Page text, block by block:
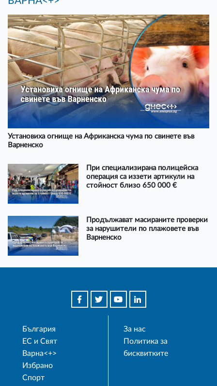
Установиха огнище на Африканска чума по свинете във
Варненско
При специализирана полицейска
операция са иззети артикули на
стойност близо 650 000 €
Продължават масираните проверки
за нарушители по плажовете във
Варненско
България
ЕС и Свят
Варна<+>
Избрано
Спорт
За нас
Политика за
бисквитките